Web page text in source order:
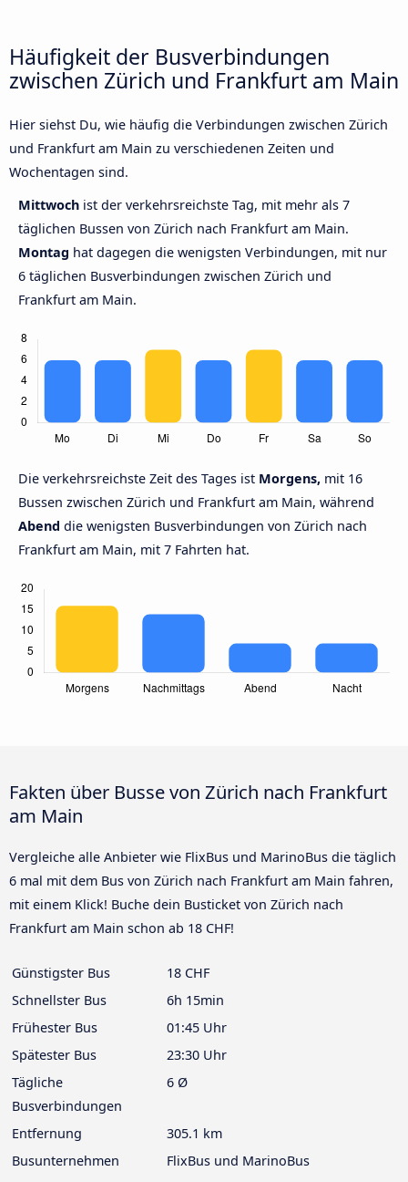
Häufigkeit der Busverbindungen
zwischen Zürich und Frankfurt am Main
Hier siehst Du, wie häufig die Verbindungen zwischen Zürich
und Frankfurt am Main zu verschiedenen Zeiten und
Wochentagen sind.
Mittwoch ist der verkehrsreichste Tag, mit mehr als 7
täglichen Bussen von Zürich nach Frankfurt am Main.
Montag hat dagegen die wenigsten Verbindungen, mit nur
6 täglichen Busverbindungen zwischen Zürich und
Frankfurt am Main.
Die verkehrsreichste Zeit des Tages ist Morgens, mit 16
Bussen zwischen Zürich und Frankfurt am Main, während
Abend die wenigsten Busverbindungen von Zürich nach
Frankfurt am Main, mit 7 Fahrten hat.
Fakten über Busse von Zürich nach Frankfurt
am Main
Vergleiche alle Anbieter wie FlixBus und MarinoBus die täglich
6 mal mit dem Bus von Zürich nach Frankfurt am Main fahren,
mit einem Klick! Buche dein Busticket von Zürich nach
Frankfurt am Main schon ab 18 CHF!
Günstigster Bus
18 CHF
Schnellster Bus
6h 15min
Frühester Bus
01:45 Uhr
Spätester Bus
23:30 Uhr
Tägliche
Busverbindungen
6 Ø
Entfernung
305.1 km
Busunternehmen
FlixBus und MarinoBus